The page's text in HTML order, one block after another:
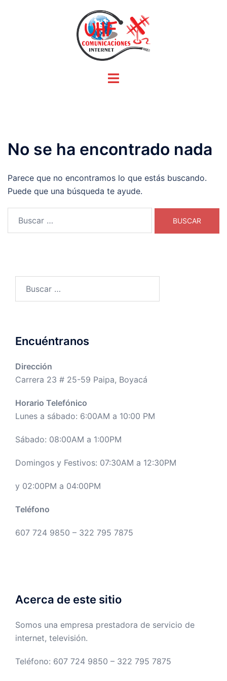
Alternar
No se ha encontrado nada
Parece que no encontramos lo que estás buscando.
Puede que una búsqueda te ayude.
Encuéntranos
Dirección
Carrera 23 # 25-59 Paipa, Boyacá
Horario Telefónico
Lunes a sábado: 6:00AM a 10:00 PM
Sábado: 08:00AM a 1:00PM
Domingos y Festivos: 07:30AM a 12:30PM
y 02:00PM a 04:00PM
Teléfono
607 724 9850 – 322 795 7875
Acerca de este sitio
Somos una empresa prestadora de servicio de
internet, televisión.
Teléfono: 607 724 9850 – 322 795 7875